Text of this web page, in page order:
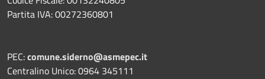
Partita IVA: 00272360801
PEC:comune.siderno@asmepec.it
Centralino Unico: 0964 345111